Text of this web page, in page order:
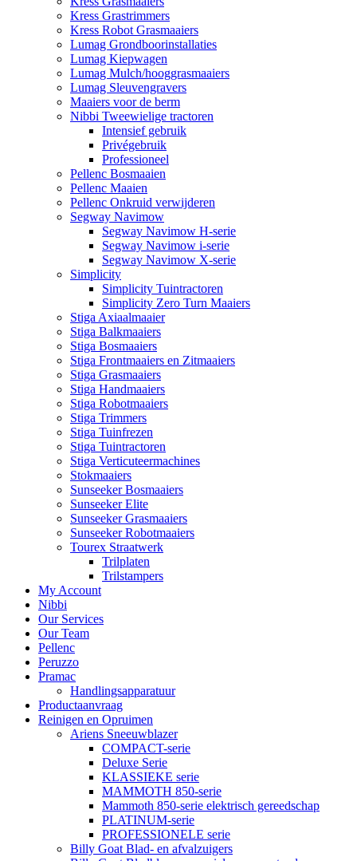
Kress Grastrimmers
Kress Robot Grasmaaiers
Lumag Grondboorinstallaties
Lumag Kiepwagen
Lumag Mulch/hooggrasmaaiers
Lumag Sleuvengravers
Maaiers voor de berm
Nibbi Tweewielige tractoren
Intensief gebruik
Privégebruik
Professioneel
Pellenc Bosmaaien
Pellenc Maaien
Pellenc Onkruid verwijderen
Segway Navimow
Segway Navimow H-serie
Segway Navimow i-serie
Segway Navimow X-serie
Simplicity
Simplicity Tuintractoren
Simplicity Zero Turn Maaiers
Stiga Axiaalmaaier
Stiga Balkmaaiers
Stiga Bosmaaiers
Stiga Frontmaaiers en Zitmaaiers
Stiga Grasmaaiers
Stiga Handmaaiers
Stiga Robotmaaiers
Stiga Trimmers
Stiga Tuinfrezen
Stiga Tuintractoren
Stiga Verticuteermachines
Stokmaaiers
Sunseeker Bosmaaiers
Sunseeker Elite
Sunseeker Grasmaaiers
Sunseeker Robotmaaiers
Tourex Straatwerk
Trilplaten
Trilstampers
My Account
Nibbi
Our Services
Our Team
Pellenc
Peruzzo
Pramac
Handlingsapparatuur
Productaanvraag
Reinigen en Opruimen
Ariens Sneeuwblazer
COMPACT-serie
Deluxe Serie
KLASSIEKE serie
MAMMOTH 850-serie
Mammoth 850-serie elektrisch gereedschap
PLATINUM-serie
PROFESSIONELE serie
Billy Goat Blad- en afvalzuigers